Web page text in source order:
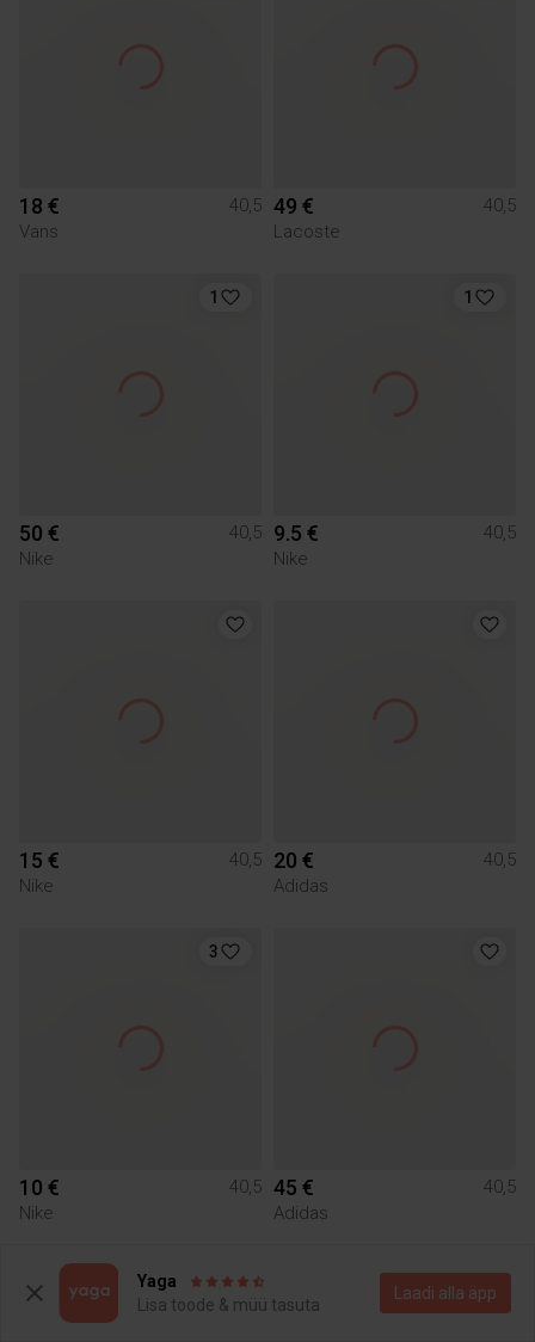
18 €
40,5
Vans
49 €
40,5
Lacoste
1
50 €
40,5
Nike
1
9.5 €
40,5
Nike
15 €
40,5
Nike
20 €
40,5
Adidas
3
10 €
40,5
Nike
45 €
40,5
Adidas
1
Yaga
Lisa toode & müü tasuta
Laadi alla äpp